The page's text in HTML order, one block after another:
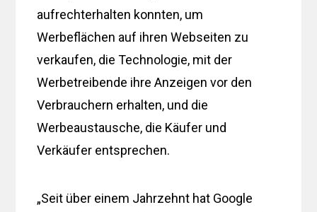
aufrechterhalten konnten, um
Werbeflächen auf ihren Webseiten zu
verkaufen, die Technologie, mit der
Werbetreibende ihre Anzeigen vor den
Verbrauchern erhalten, und die
Werbeaustausche, die Käufer und
Verkäufer entsprechen.
„Seit über einem Jahrzehnt hat Google